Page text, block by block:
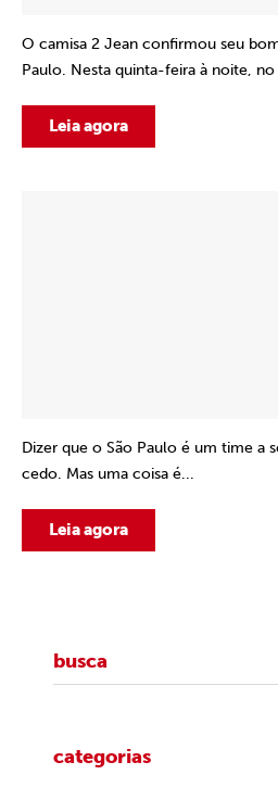
O camisa 2 Jean confirmou seu
Paulo. Nesta quinta-feira à noite,
Leia agora
Dizer que o São Paulo é um time a
cedo. Mas uma coisa é...
Leia agora
categorias